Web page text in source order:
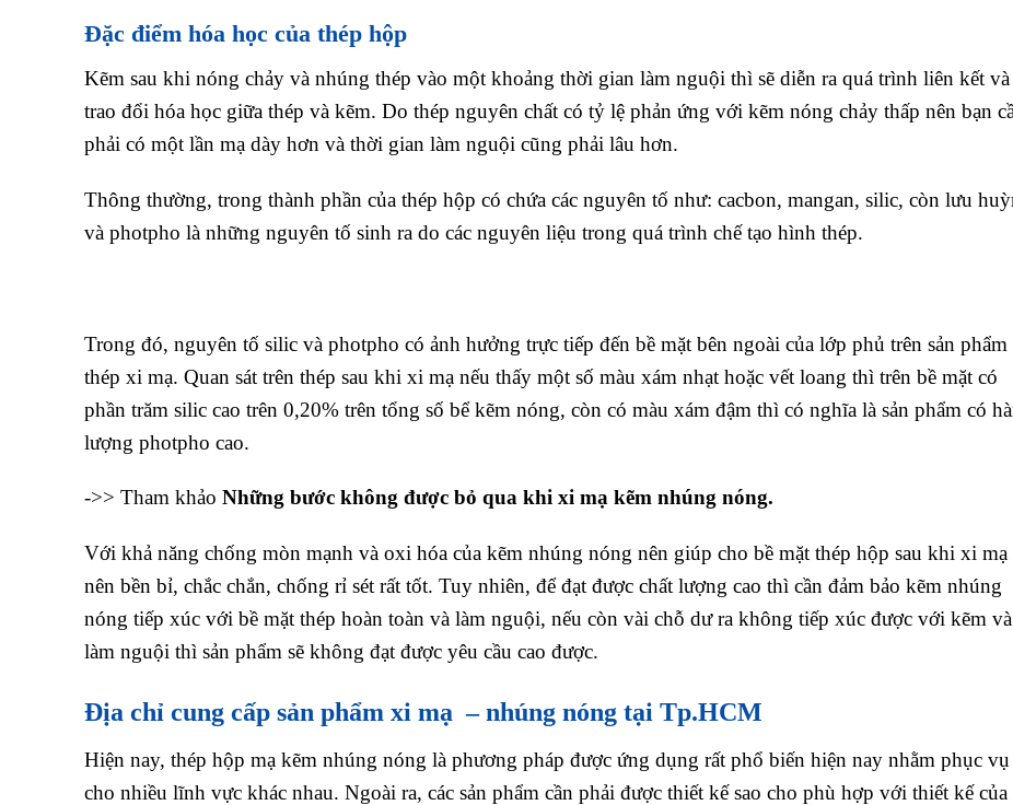
Đặc điểm hóa học của thép hộp
Kẽm sau khi nóng chảy và nhúng thép vào một khoảng thời gian làm nguội thì sẽ diễn ra quá trình liên kết và
trao đổi hóa học giữa thép và kẽm. Do thép nguyên chất có tỷ lệ phản ứng với kẽm nóng chảy thấp nên bạn
phải có một lần mạ dày hơn và thời gian làm nguội cũng phải lâu hơn.
Thông thường, trong thành phần của thép hộp có chứa các nguyên tố như: cacbon, mangan, silic, còn lưu
và photpho là những nguyên tố sinh ra do các nguyên liệu trong quá trình chế tạo hình thép.
Trong đó, nguyên tố silic và photpho có ảnh hưởng trực tiếp đến bề mặt bên ngoài của lớp phủ trên sản phẩm
thép xi mạ. Quan sát trên thép sau khi xi mạ nếu thấy một số màu xám nhạt hoặc vết loang thì trên bề mặt có
phần trăm silic cao trên 0,20% trên tổng số bể kẽm nóng, còn có màu xám đậm thì có nghĩa là sản phẩm có
lượng photpho cao.
->> Tham khảo Những bước không được bỏ qua khi xi mạ kẽm nhúng nóng.
Với khả năng chống mòn mạnh và oxi hóa của kẽm nhúng nóng nên giúp cho bề mặt thép hộp sau khi xi mạ
nên bền bỉ, chắc chắn, chống rỉ sét rất tốt. Tuy nhiên, để đạt được chất lượng cao thì cần đảm bảo kẽm nhúng
nóng tiếp xúc với bề mặt thép hoàn toàn và làm nguội, nếu còn vài chỗ dư ra không tiếp xúc được với kẽm và
làm nguội thì sản phẩm sẽ không đạt được yêu cầu cao được.
Địa chỉ cung cấp sản phẩm xi mạ – nhúng nóng tại Tp.HCM
Hiện nay, thép hộp mạ kẽm nhúng nóng là phương pháp được ứng dụng rất phổ biến hiện nay nhằm phục vụ
cho nhiều lĩnh vực khác nhau. Ngoài ra, các sản phẩm cần phải được thiết kế sao cho phù hợp với thiết kế của